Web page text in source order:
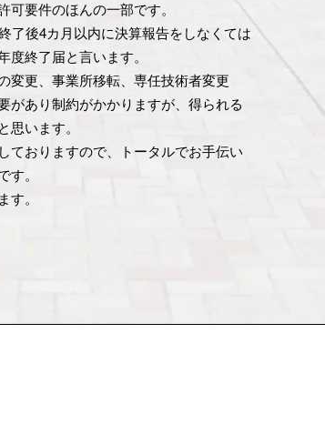
可要件のほんの一部です。
了後4カ月以内に決算報告をしなくては
度終了届と言います。
変更、事業所移転、専任技術者変更
があり制約がかかりますが、得られる
思います。
ておりますので、
トータルでお手伝い
す。
す。